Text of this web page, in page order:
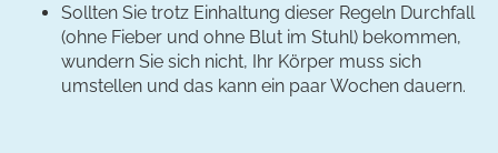
Sollten Sie trotz Einhaltung dieser Regeln Durchfall
(ohne Fieber und ohne Blut im Stuhl) bekommen,
wundern Sie sich nicht, Ihr Körper muss sich
umstellen und das kann ein paar Wochen dauern.